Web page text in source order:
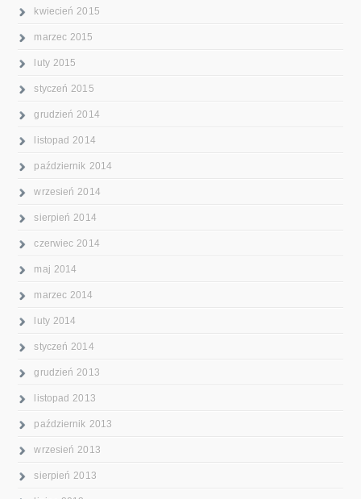
kwiecień 2015
marzec 2015
luty 2015
styczeń 2015
grudzień 2014
listopad 2014
październik 2014
wrzesień 2014
sierpień 2014
czerwiec 2014
maj 2014
marzec 2014
luty 2014
styczeń 2014
grudzień 2013
listopad 2013
październik 2013
wrzesień 2013
sierpień 2013